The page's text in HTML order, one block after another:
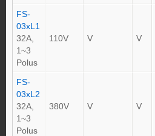
FS-
03xL1
32A,
1~3
Polus
110V V V
FS-
03xL2
32A,
1~3
Polus
380V V V